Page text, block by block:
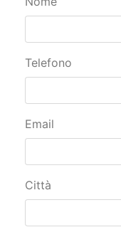
Telefono
Email
Città
Paese